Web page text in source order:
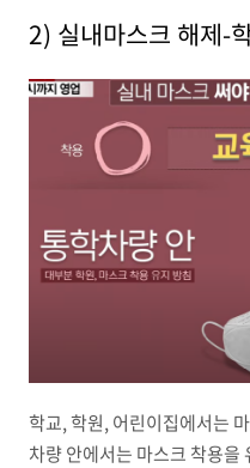
2) 실내마스크 해제-
학교, 학원, 어린이집에서는
차량 안에서는 마스크 착용을